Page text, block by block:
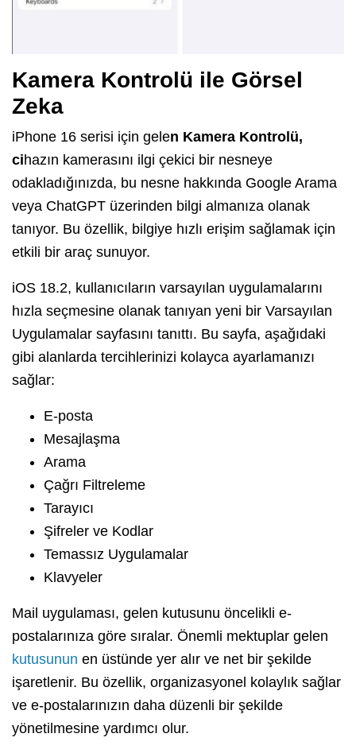
Kamera Kontrolü ile Görsel
Zeka
iPhone 16 serisi için gelen Kamera Kontrolü,
cihazın kamerasını ilgi çekici bir nesneye
odakladığınızda, bu nesne hakkında Google Arama
veya ChatGPT üzerinden bilgi almanıza olanak
tanıyor. Bu özellik, bilgiye hızlı erişim sağlamak için
etkili bir araç sunuyor.
iOS 18.2, kullanıcıların varsayılan uygulamalarını
hızla seçmesine olanak tanıyan yeni bir Varsayılan
Uygulamalar sayfasını tanıttı. Bu sayfa, aşağıdaki
gibi alanlarda tercihlerinizi kolayca ayarlamanızı
sağlar:
E-posta
Mesajlaşma
Arama
Çağrı Filtreleme
Tarayıcı
Şifreler ve Kodlar
Temassız Uygulamalar
Klavyeler
Mail uygulaması, gelen kutusunu öncelikli e-
postalarınıza göre sıralar. Önemli mektuplar gelen
kutusunun en üstünde yer alır ve net bir şekilde
işaretlenir. Bu özellik, organizasyonel kolaylık sağlar
ve e-postalarınızın daha düzenli bir şekilde
yönetilmesine yardımcı olur.